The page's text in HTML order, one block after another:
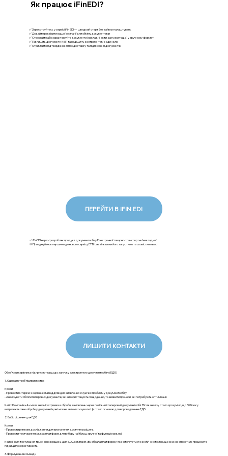
✅ Зареєструйтесь у сервісі iFin EDI — швидкий старт без зайвих налаштувань
✅ Додайте реквізити вашої компанії для обміну документами
✅ Створюйте або завантажуйте документи (накладні, акти, рахунки тощо) у зручному форматі
✅ Підпишіть документи КЕП та надішліть контрагентам в один клік
✅ Отримайте підтвердження про доставку та підписання документів
ПЕРЕЙТИ В IFIN EDI
Як працює iFinEDI?
✅ iFinEDI наразі розробляє продукт документообігу Електронної товарно-транспортної накладної.
💡Приєднуйтесь першими до нового сервісу ЕТТН: як тільки ми його запустимо та сповістимо вас!
ЛИШИТИ КОНТАКТИ
Обов’язки керівника підприємства щодо запуску електронного документообігу (ЕДО)
1. Оцінка потреб підприємства
Кроки:
- Провести інтерв'ю з керівниками відділів для виявлення існуючих проблем у документообігу.
- Аналізувати обсяги паперових документів, які використовуються щоденно, та виявити процеси, які потребують оптимізації.
Кейс: Компанія «А» мала значні затримки в обробці замовлень через повільний паперовий документообіг. Після аналізу стало зрозуміло, що 50% часу
витрачається на обробку документів, які можна автоматизувати. Це стало основою для впровадження ЕДО.
2. Вибір рішення для ЕДО
Кроки:
- Провести ринкове дослідження для визначення доступних рішень.
- Провести тестування кількох платформ для вибору найбільш зручної та функціональної.
Кейс: Після тестування трьох різних рішень для ЕДО, компанія «B» обрала платформу, яка інтегрується з їх ERP-системою, що значно спростило процеси та
підвищило ефективність.
3. Формування команди